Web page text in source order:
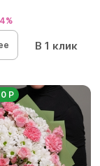
В 1 клик
Р